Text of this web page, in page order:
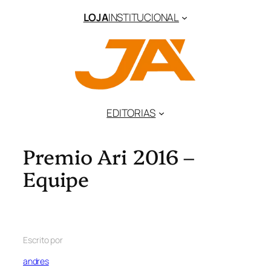
LOJAINSTITUCIONAL
EDITORIAS
Premio Ari 2016 –
Equipe
Escrito por
andres